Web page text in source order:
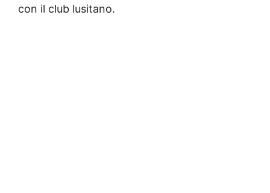
con il club lusitano.